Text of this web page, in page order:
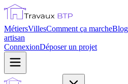
MétiersVillesComment ça marcheBlog
artisan
ConnexionDéposer un projet